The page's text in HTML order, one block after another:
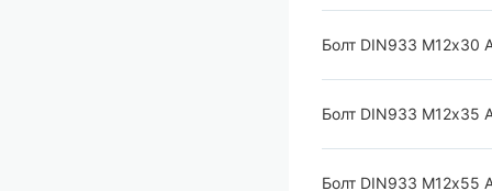
Болт DIN933 М12х30
Болт DIN933 М12х35
Болт DIN933 М12х55